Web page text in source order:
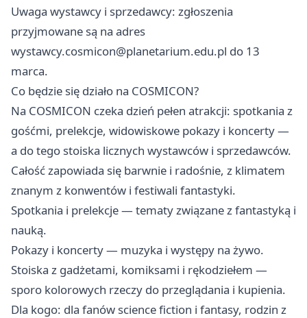
Uwaga wystawcy i sprzedawcy: zgłoszenia
przyjmowane są na adres
wystawcy.cosmicon@planetarium.edu.pl do 13
marca.
Co będzie się działo na COSMICON?
Na COSMICON czeka dzień pełen atrakcji: spotkania z
gośćmi, prelekcje, widowiskowe pokazy i koncerty —
a do tego stoiska licznych wystawców i sprzedawców.
Całość zapowiada się barwnie i radośnie, z klimatem
znanym z konwentów i festiwali fantastyki.
Spotkania i prelekcje — tematy związane z fantastyką i
nauką.
Pokazy i koncerty — muzyka i występy na żywo.
Stoiska z gadżetami, komiksami i rękodziełem —
sporo kolorowych rzeczy do przeglądania i kupienia.
Dla kogo: dla fanów science fiction i fantasy, rodzin z